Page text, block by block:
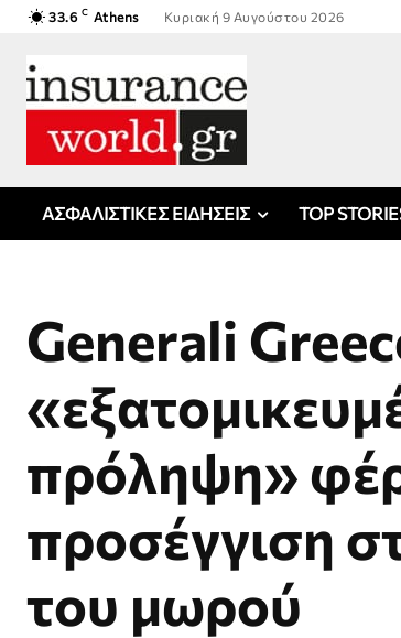
33.6 C Athens Κυριακή 9 Αυγούστου 2026
ΑΣΦΑΛΙΣΤΙΚΕΣ ΕΙΔΗΣΕΙΣ TOP
Generali
πρόληψη»
προσέγγιση
του μωρού